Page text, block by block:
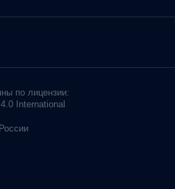
по лицензии:
International